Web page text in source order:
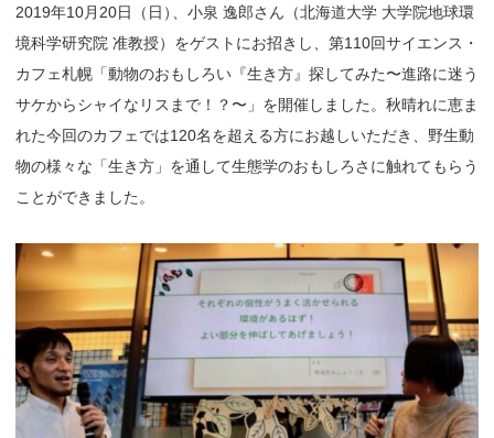
2019年10月20日（日 ）
、小泉 逸郎さん（北海道大学 大学院地球環
境科学研究院 准教授）をゲストにお招きし、第110回サイエンス・
カフェ札幌「動物のおもしろい『生き方』探してみた〜進路に迷う
サケからシャイなリスまで！？〜」を開催しました。秋晴れに恵ま
れた今回のカフェでは120名を超える方にお越しいただき、野生動
物の様々な「生き方」を通して生態学のおもしろさに触れてもらう
ことができました。